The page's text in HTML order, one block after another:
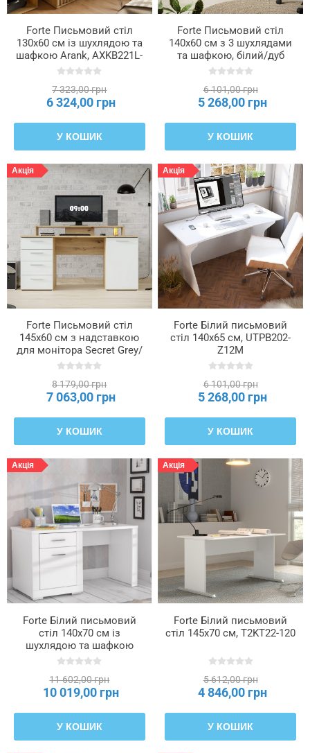
Колір
ручки
Колір
світла
Колір
товару
Макс.
навантаження
на
верхні
кільця
/
стільницю
(кг)
Макс.
навантаження
на
полиці
Макс.
навантаження
на
шухляду
Матеріал
ніжок
Матеріал
ручки
Споживання
потужності
Тип
використовуваної
панелі
—
фасад
Forte Письмовий стіл
130x60 см із шухлядою та
шафкою Arank, AXKB221L-
M802
7 323,00 грн
6 324,00 грн
У КОШИК
Forte Письмовий стіл
140x60 см з 3 шухлядами
та шафкою, білий/дуб
«Сонома», MT311-Q36
6 101,00 грн
5 268,00 грн
У КОШИК
Акція
Forte Письмовий стіл
145x60 см з надставкою
для монітора Secret Grey/
Дуб Artisan, MT980-M823
8 179,00 грн
7 063,00 грн
У КОШИК
Акція
Forte Білий письмовий
стіл 140x65 см, UTPB202-
Z12M
6 101,00 грн
5 268,00 грн
У КОШИК
Акція
Forte Білий письмовий
стіл 140x70 см із
шухлядою та шафкою
Snow, SNWB21-C50
11 602,00 грн
10 019,00 грн
У КОШИК
Акція
Forte Білий письмовий
стіл 145x70 см, T2KT22-120
5 612,00 грн
4 846,00 грн
У КОШИК